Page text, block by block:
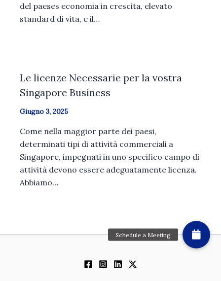
del paeses economia in crescita, elevato
standard di vita, e il…
Le licenze Necessarie per la vostra
Singapore Business
Giugno 3, 2025
Come nella maggior parte dei paesi,
determinati tipi di attività commerciali a
Singapore, impegnati in uno specifico campo di
attività devono essere adeguatamente licenza.
Abbiamo…